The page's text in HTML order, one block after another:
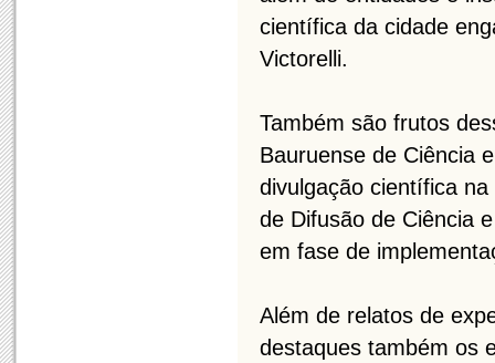
científica da cidade
Victorelli.
Também são frutos
Bauruense de Ciência
divulgação científica
de Difusão de Ciência
em fase de
Além de relatos de
destaques também os